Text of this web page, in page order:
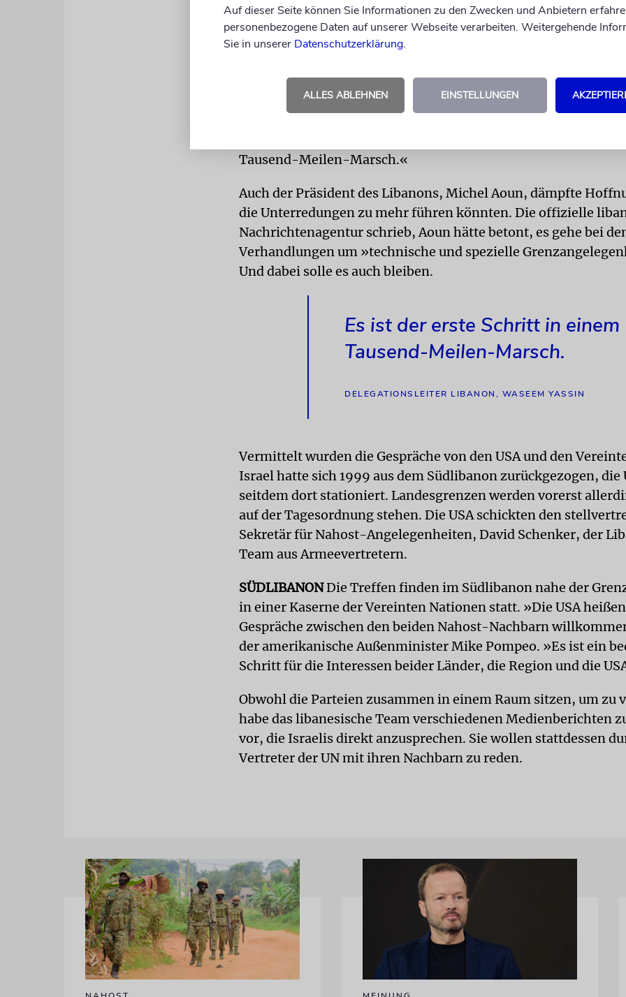
TREFFENDie Verhandlungen hatten am Mittwoch begonnen
auf israelischer Seite von Steinitz angeführt. Das erste Treffen
rund eineinhalb Stunden, ein zweiter Termin ist für den 28.
Der libanesische Chef der Delegation, Waseem Yassin, äußerte
Tausend-Meilen-Marsch.«
Auch der Präsident des Libanons, Michel Aoun, dämpfte
die Unterredungen zu mehr führen könnten. Die offizielle
Nachrichtenagentur schrieb, Aoun hätte betont, es gehe bei
Verhandlungen um »technische und spezielle
Und dabei solle es auch bleiben.
Es ist der erste Schritt in einem
Tausend-Meilen-Marsch.
DELEGATIONSLEITER LIBANON, WASEEM YASSIN
Vermittelt wurden die Gespräche von den USA und den
Israel hatte sich 1999 aus dem Südlibanon zurückgezogen, die
seitdem dort stationiert. Landesgrenzen werden vorerst
auf der Tagesordnung stehen. Die USA schickten den
Sekretär für Nahost-Angelegenheiten, David Schenker, der
Team aus Armeevertretern.
SÜDLIBANONDie Treffen finden im Südlibanon nahe der
in einer Kaserne der Vereinten Nationen statt. »Die USA
Gespräche zwischen den beiden Nahost-Nachbarn
der amerikanische Außenminister Mike Pompeo. »Es ist ein
Schritt für die Interessen beider Länder, die Region und die
Obwohl die Parteien zusammen in einem Raum sitzen, um zu
habe das libanesische Team verschiedenen Medienberichten
vor, die Israelis direkt anzusprechen. Sie wollen stattdessen
Vertreter der UN mit ihren Nachbarn zu reden.
Auf dieser Seite können Sie Informationen zu den Zwecken und Anbietern
personenbezogene Daten auf unserer Webseite verarbeiten. Weitergehende
Sie in unserer Datenschutzerklärung.
ALLES ABLEHNEN EINSTELLUNGEN